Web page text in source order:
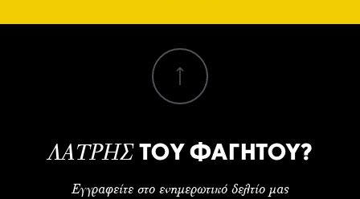
ΛΑΤΡΗΣΤΟΥ ΦΑΓΗΤΟΥ?
Εγγραφείτε στο ενημερωτικό δελτίο μας